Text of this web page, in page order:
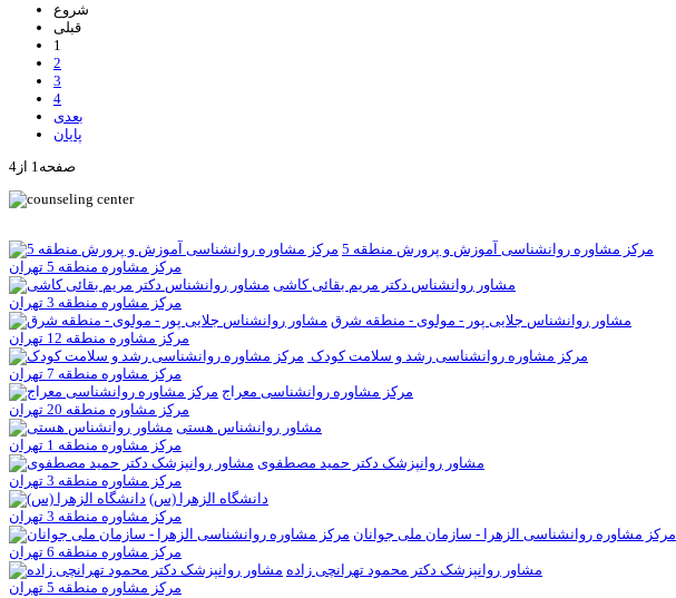
شروع
قبلی
1
2
3
4
بعدی
پایان
صفحه1 از4
مرکز مشاوره روانشناسی آموزش و پرورش منطقه 5
مرکز مشاوره منطقه 5 تهران
مشاور روانشناس دکتر مريم بقائی کاشی
مرکز مشاوره منطقه 3 تهران
مشاور روانشناس جلایی پور - مولوی - منطقه شرق
مرکز مشاوره منطقه 12 تهران
مرکز مشاوره روانشناسی رشد و سلامت کودک
مرکز مشاوره منطقه 7 تهران
مرکز مشاوره روانشناسی معراج
مرکز مشاوره منطقه 20 تهران
مشاور روانشناس هستی
مرکز مشاوره منطقه 1 تهران
مشاور روانپزشک دکتر حمید مصطفوی
مرکز مشاوره منطقه 3 تهران
دانشگاه الزهرا (س)
مرکز مشاوره منطقه 3 تهران
مرکز مشاوره روانشناسی الزهرا - سازمان ملی جوانان
مرکز مشاوره منطقه 6 تهران
مشاور روانپزشک دکتر محمود تهرانچی زاده
مرکز مشاوره منطقه 5 تهران